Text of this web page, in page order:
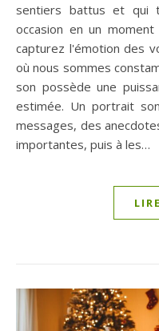
sentiers battus et qui
occasion en un
capturez l'émotion des
où nous sommes
son possède une
estimée. Un portrait
messages, des
importantes, puis à les…